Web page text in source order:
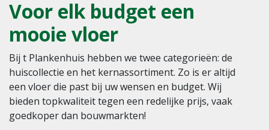
Voor elk budget een
mooie vloer
Bij t Plankenhuis hebben we twee categorieën: de
huiscollectie en het kernassortiment. Zo is er altijd
een vloer die past bij uw wensen en budget. Wij
bieden topkwaliteit tegen een redelijke prijs, vaak
goedkoper dan bouwmarkten!